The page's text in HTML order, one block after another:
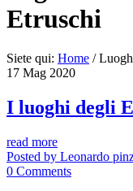
Etruschi
Siete qui: Home /
17 Mag 2020
I luoghi degli
read more
Posted by Leonardo
0 Comments